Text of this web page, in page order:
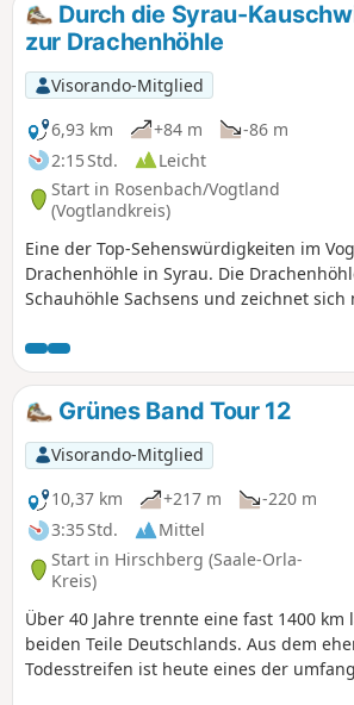
Durch die Syrau-
zur Drachenhöhle
Visorando-Mitglied
6,93 km
+84 m
-86 m
2:15 Std.
Leicht
Start in Rosenbach/Vogtland
(Vogtlandkreis)
Eine der Top-Sehenswürdigkeiten im
Drachenhöhle in Syrau. Die
Schauhöhle Sachsens und zeichnet
unterirdischen Seen aus. Gleich am
eine weitere Naturschönheit zu finden,
Geheimtipps zählt: die Syrau-
Highlights liegen auf dem rund 7 km
Grünes Band Tour 12
Visorando-Mitglied
10,37 km
+217 m
-220 m
3:35 Std.
Mittel
Start in Hirschberg (Saale-Orla-
Kreis)
Über 40 Jahre trennte eine fast 1400 km
beiden Teile Deutschlands. Aus dem
Todesstreifen ist heute eines der